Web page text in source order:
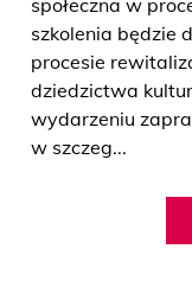
społeczna w
szkolenia będzie
procesie
dziedzictwa
wydarzeniu
w szczeg...